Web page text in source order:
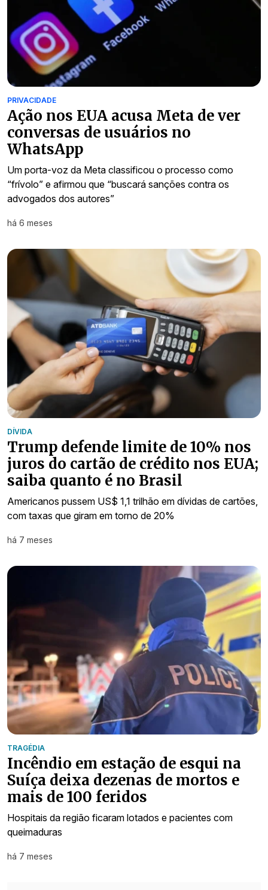
PRIVACIDADE
Ação nos EUA acusa Meta de ver
conversas de usuários no
WhatsApp
Um porta-voz da Meta classificou o processo como
“frívolo” e afirmou que “buscará sanções contra os
advogados dos autores”
há 6 meses
DÍVIDA
Trump defende limite de 10% nos
juros do cartão de crédito nos EUA;
saiba quanto é no Brasil
Americanos pussem US$ 1,1 trilhão em dívidas de cartões,
com taxas que giram em torno de 20%
há 7 meses
TRAGÉDIA
Incêndio em estação de esqui na
Suíça deixa dezenas de mortos e
mais de 100 feridos
Hospitais da região ficaram lotados e pacientes com
queimaduras
há 7 meses